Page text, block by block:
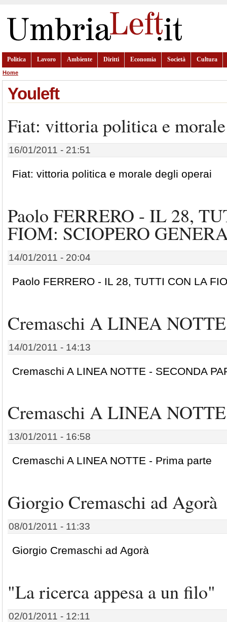
Politica Lavoro Ambiente Diritti Economia Società Cultura
Home
Youleft
Fiat: vittoria politica e
16/01/2011 - 21:51
Fiat: vittoria politica e morale degli operai
Paolo FERRERO - IL 28,
FIOM: SCIOPERO
14/01/2011 - 20:04
Paolo FERRERO - IL 28, TUTTI CON LA
Cremaschi A LINEA
14/01/2011 - 14:13
Cremaschi A LINEA NOTTE - SECONDA
Cremaschi A LINEA
13/01/2011 - 16:58
Cremaschi A LINEA NOTTE - Prima parte
Giorgio Cremaschi ad Agorà
08/01/2011 - 11:33
Giorgio Cremaschi ad Agorà
"La ricerca appesa a un filo"
02/01/2011 - 12:11